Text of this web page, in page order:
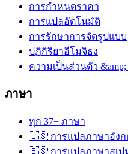
การกำหนดราคา
การแปลอัตโนมัติ
การรักษาการจัดรูปแบบ
ปฏิกิริยาอีโมจิธง
ความเป็นส่วนตัว &amp;
ภาษา
ทุก 37+ ภาษา
🇺🇸 การแปลภาษาอังก
🇪🇸 การแปลภาษาสเป